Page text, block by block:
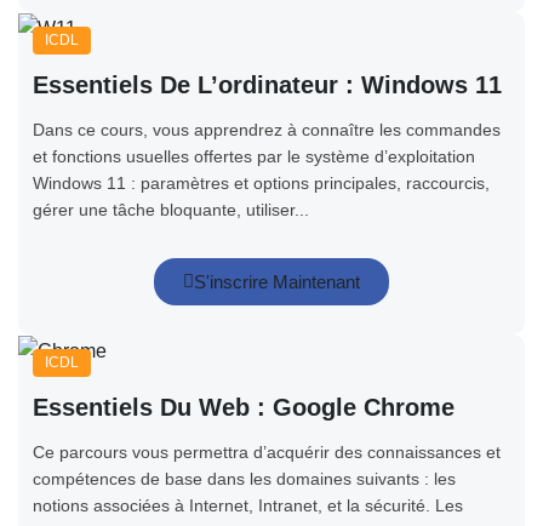
ICDL
Essentiels De L’ordinateur : Windows 11
Dans ce cours, vous apprendrez à connaître les commandes
et fonctions usuelles offertes par le système d’exploitation
Windows 11 : paramètres et options principales, raccourcis,
gérer une tâche bloquante, utiliser...
S'inscrire Maintenant
ICDL
Essentiels Du Web : Google Chrome
Ce parcours vous permettra d’acquérir des connaissances et
compétences de base dans les domaines suivants : les
notions associées à Internet, Intranet, et la sécurité. Les